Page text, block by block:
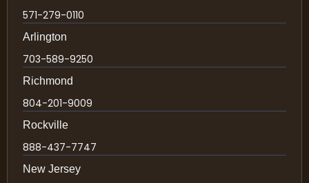
571-279-0110
Arlington
703-589-9250
Richmond
804-201-9009
Rockville
888-437-7747
New Jersey